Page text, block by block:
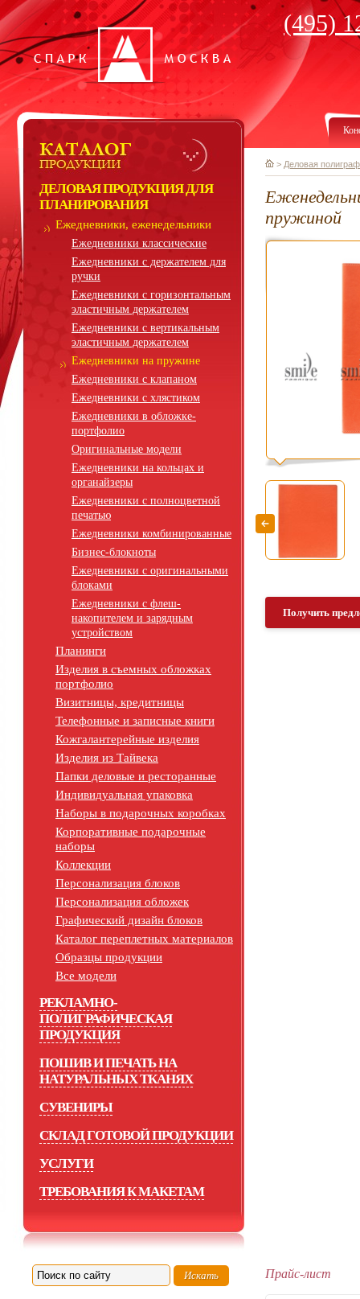
(495)
ДЕЛОВАЯ ПРОДУКЦИЯ ДЛЯ
ПЛАНИРОВАНИЯ
Ежедневники, еженедельники
Ежедневники классические
Ежедневники с держателем для
ручки
Ежедневники с горизонтальным
эластичным держателем
Ежедневники с вертикальным
эластичным держателем
Ежедневники на пружине
Ежедневники с клапаном
Ежедневники с хлястиком
Ежедневники в обложке-
портфолио
Оригинальные модели
Ежедневники на кольцах и
органайзеры
Ежедневники с полноцветной
печатью
Ежедневники комбинированные
Бизнес-блокноты
Ежедневники с оригинальными
блоками
Ежедневники с флеш-
накопителем и зарядным
устройством
Планинги
Изделия в съемных обложках
портфолио
Визитницы, кредитницы
Телефонные и записные книги
Кожгалантерейные изделия
Изделия из Тайвека
Папки деловые и ресторанные
Индивидуальная упаковка
Наборы в подарочных коробках
Корпоративные подарочные
наборы
Коллекции
Персонализация блоков
Персонализация обложек
Графический дизайн блоков
Каталог переплетных материалов
Образцы продукции
Все модели
РЕКЛАМНО-
ПОЛИГРАФИЧЕСКАЯ
ПРОДУКЦИЯ
ПОШИВ И ПЕЧАТЬ НА
НАТУРАЛЬНЫХ ТКАНЯХ
СУВЕНИРЫ
СКЛАД ГОТОВОЙ ПРОДУКЦИИ
УСЛУГИ
ТРЕБОВАНИЯ К МАКЕТАМ
> Деловая
пружиной
Получить
Прайс-лист